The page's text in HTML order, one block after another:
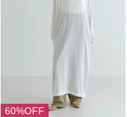
60%OFF